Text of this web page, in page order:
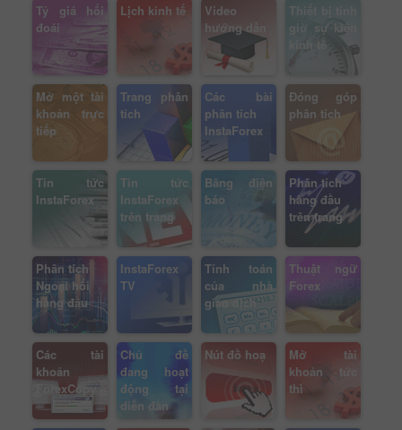
Tỷ giá hối
đoái
Lịch kinh tế
Video
hướng dẫn
Thiết bị tính
giờ sự kiện
kinh tế
Mở một tài
khoản trực
tiếp
Trang phân
tích
Các bài
phân tích
InstaForex
Đóng góp
phân tích
Tin tức
InstaForex
Tin tức
InstaForex
trên trang
Băng điện
báo
Phân tích
hàng đầu
trên trang
Phân tích
Ngoại hối
hàng đầu
InstaForex
TV
Tính toán
của nhà
giao dịch
Thuật ngữ
Forex
Các tài
khoản
ForexCopy
Chủ đề
đang hoạt
động tại
diễn đàn
Nút đồ hoạ
Mở tài
khoản tức
thì